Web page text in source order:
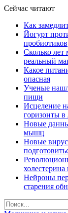
Сейчас читают
Как
Йогурт
пробиотиков
Сколько лет
реальный
Какое
опасная
Ученые
пищи
Исцеление
горизонты
Новые
мышц
Новые
Нейроны
старения